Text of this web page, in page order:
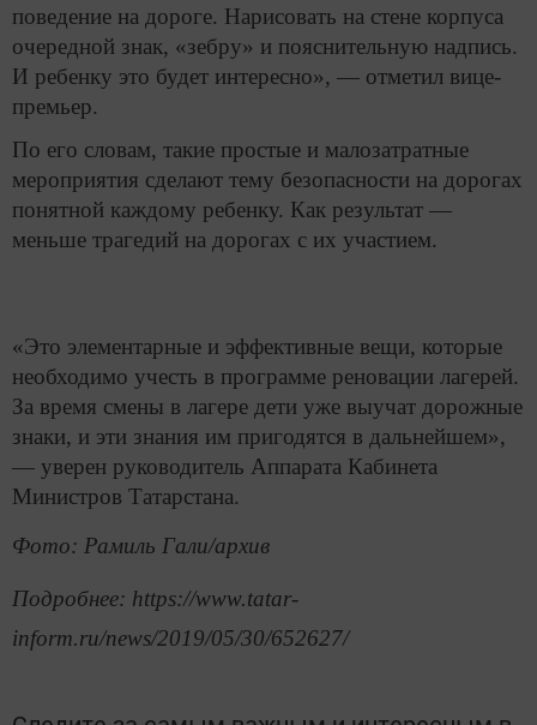
поведение на дороге. Нарисовать на стене корпуса
очередной знак, «зебру» и пояснительную надпись.
И ребенку это будет интересно», — отметил вице-
премьер.
По его словам, такие простые и малозатратные
мероприятия сделают тему безопасности на дорогах
понятной каждому ребенку. Как результат —
меньше трагедий на дорогах с их участием.
«Это элементарные и эффективные вещи, которые
необходимо учесть в программе реновации лагерей.
За время смены в лагере дети уже выучат дорожные
знаки, и эти знания им пригодятся в дальнейшем»,
— уверен руководитель Аппарата Кабинета
Министров Татарстана.
Фото: Рамиль Гали/архив
Подробнее: https://www.tatar-
inform.ru/news/2019/05/30/652627/